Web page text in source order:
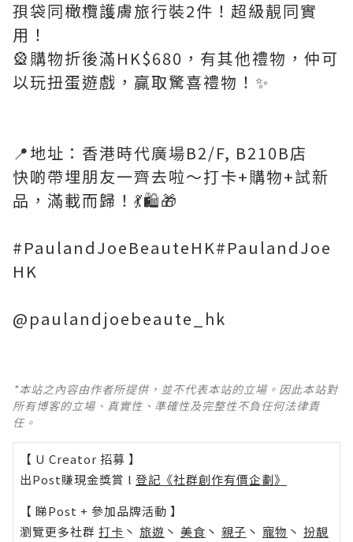
孭袋同橄欖護膚旅行裝2件！超級靚同實
用！
🎡購物折後滿HK$680，有其他禮物，仲可
以玩扭蛋遊戲，贏取驚喜禮物！✨
📍地址：香港時代廣場B2/F, B210B店
快啲帶埋朋友一齊去啦～打卡+購物+試新
品，滿載而歸！💃🛍🎁
#PaulandJoeBeauteHK#PaulandJoe
HK
@paulandjoebeaute_hk
*本站之內容由作者所提供，並不代表本站的立場。因此本站對
所有博客的立場、真實性、準確性及完整性不負任何法律責
任。
【 U Creator 招募 】
出Post賺現金獎賞 l 登記《社群創作有價企劃》
【 睇Post + 參加品牌活動 】
瀏覽更多社群 打卡 丶 旅遊 丶 美食 丶 親子 丶 寵物 丶 扮靚